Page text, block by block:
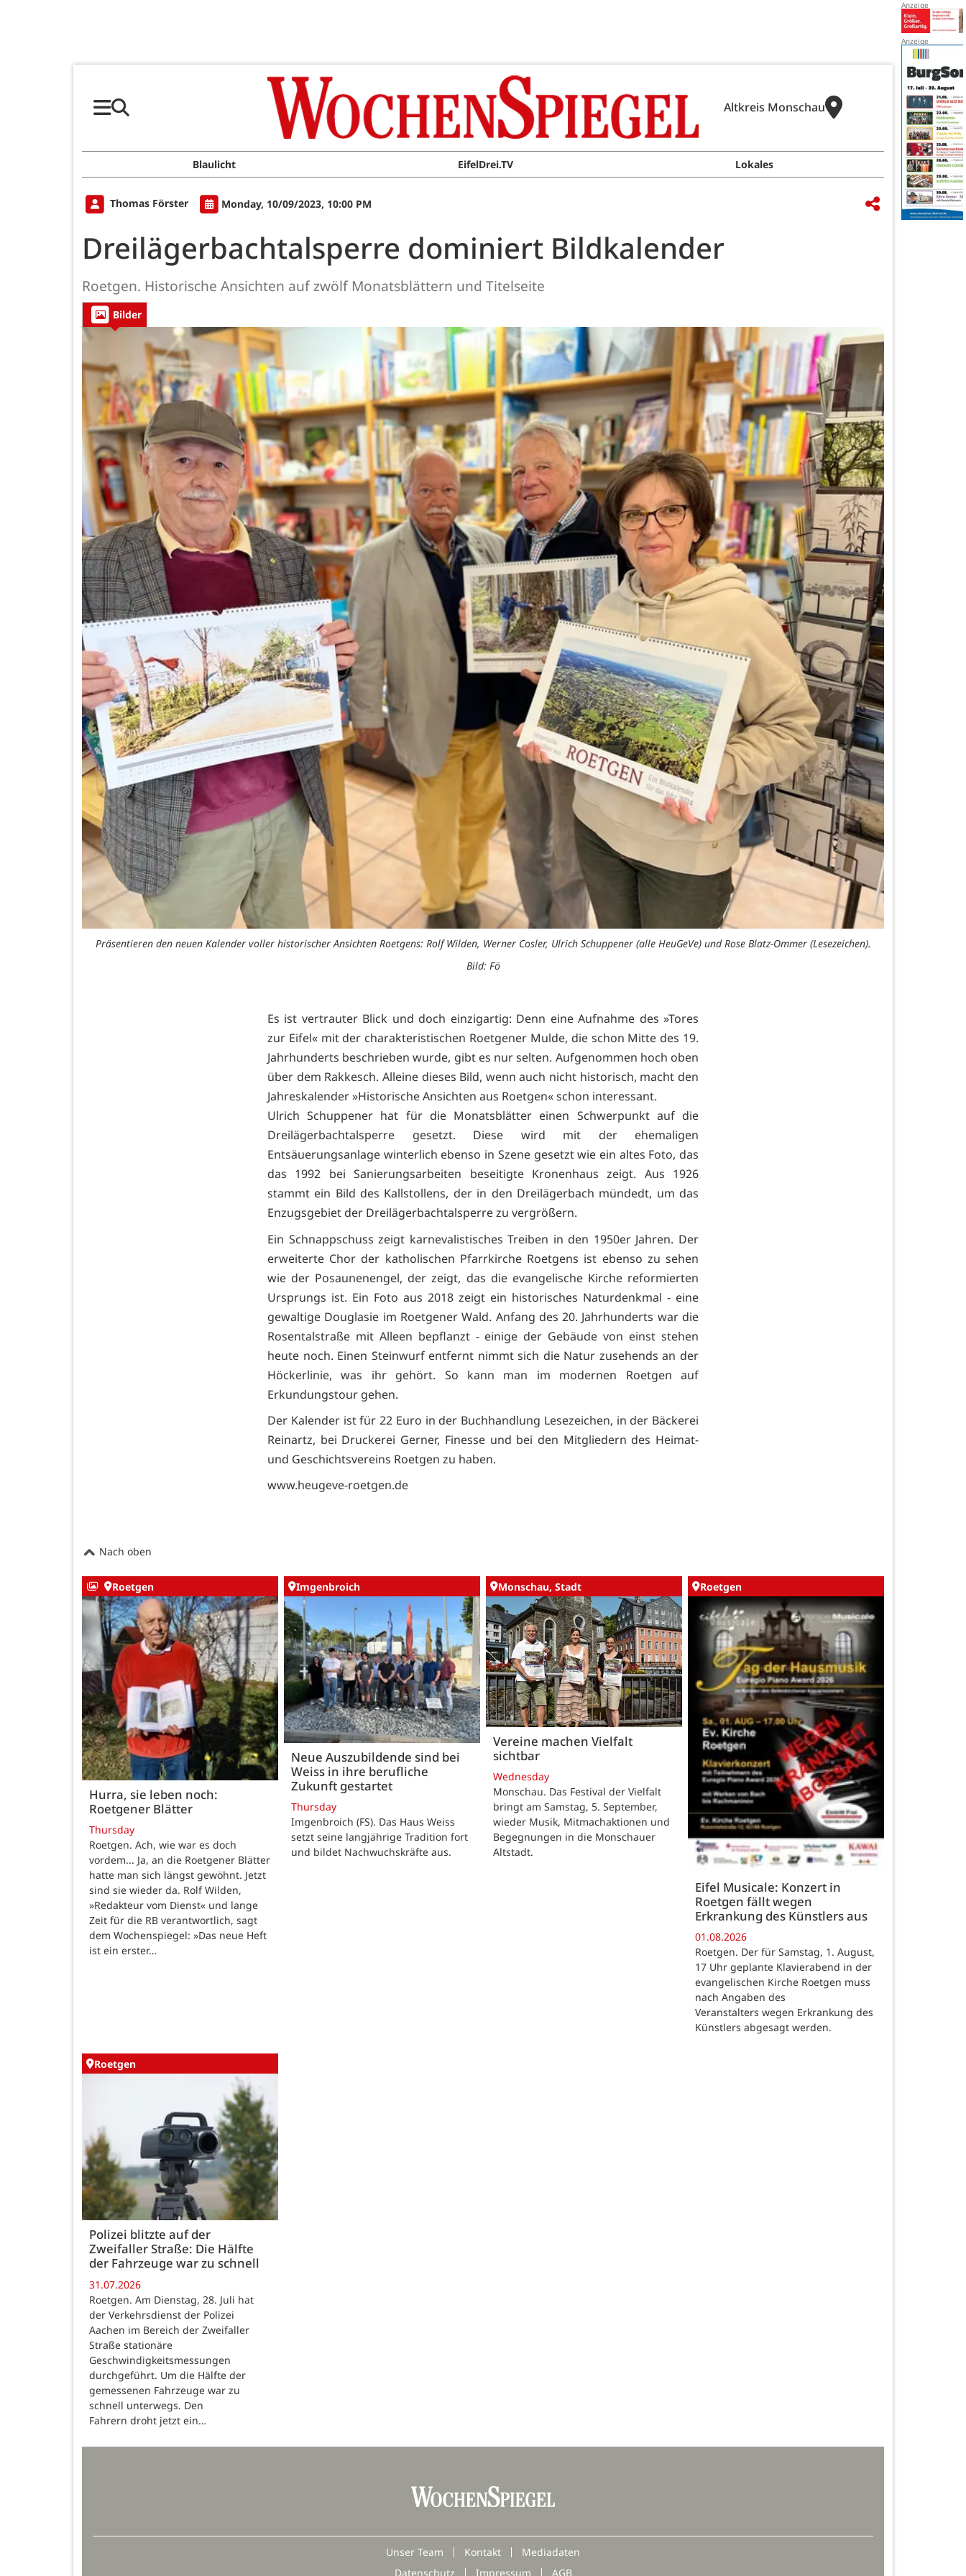
Altkreis Monschau
Blaulicht EifelDrei.TV Lokales
Thomas Förster Monday, 10/09/2023, 10:00 PM
Dreilägerbachtalsperre dominiert Bildkalender
Roetgen. Historische Ansichten auf zwölf Monatsblättern und Titelseite
Bilder
Präsentieren den neuen Kalender voller historischer Ansichten Roetgens: Rolf Wilden, Werner Cosler, Ulrich Schuppener (alle HeuGeVe) und Rose Blatz-Ommer (Lesezeichen).
Bild: Fö
Es ist vertrauter Blick und doch einzigartig: Denn eine Aufnahme des »Tores
zur Eifel« mit der charakteristischen Roetgener Mulde, die schon Mitte des 19.
Jahrhunderts beschrieben wurde, gibt es nur selten. Aufgenommen hoch oben
über dem Rakkesch. Alleine dieses Bild, wenn auch nicht historisch, macht den
Jahreskalender »Historische Ansichten aus Roetgen« schon interessant.
Ulrich Schuppener hat für die Monatsblätter einen Schwerpunkt auf die
Dreilägerbachtalsperre gesetzt. Diese wird mit der ehemaligen
Entsäuerungsanlage winterlich ebenso in Szene gesetzt wie ein altes Foto, das
das 1992 bei Sanierungsarbeiten beseitigte Kronenhaus zeigt. Aus 1926
stammt ein Bild des Kallstollens, der in den Dreilägerbach mündedt, um das
Enzugsgebiet der Dreilägerbachtalsperre zu vergrößern.
Ein Schnappschuss zeigt karnevalistisches Treiben in den 1950er Jahren. Der
erweiterte Chor der katholischen Pfarrkirche Roetgens ist ebenso zu sehen
wie der Posaunenengel, der zeigt, das die evangelische Kirche reformierten
Ursprungs ist. Ein Foto aus 2018 zeigt ein historisches Naturdenkmal - eine
gewaltige Douglasie im Roetgener Wald. Anfang des 20. Jahrhunderts war die
Rosentalstraße mit Alleen bepflanzt - einige der Gebäude von einst stehen
heute noch. Einen Steinwurf entfernt nimmt sich die Natur zusehends an der
Höckerlinie, was ihr gehört. So kann man im modernen Roetgen auf
Erkundungstour gehen.
Der Kalender ist für 22 Euro in der Buchhandlung Lesezeichen, in der Bäckerei
Reinartz, bei Druckerei Gerner, Finesse und bei den Mitgliedern des Heimat-
und Geschichtsvereins Roetgen zu haben.
www.heugeve-roetgen.de
Nach oben
Roetgen
Hurra, sie leben noch:
Roetgener Blätter
Thursday
Roetgen. Ach, wie war es doch
vordem... Ja, an die Roetgener Blätter
hatte man sich längst gewöhnt. Jetzt
sind sie wieder da. Rolf Wilden,
»Redakteur vom Dienst« und lange
Zeit für die RB verantwortlich, sagt
dem Wochenspiegel: »Das neue Heft
ist ein erster…
Imgenbroich
Neue Auszubildende sind bei
Weiss in ihre berufliche
Zukunft gestartet
Thursday
Imgenbroich (FS). Das Haus Weiss
setzt seine langjährige Tradition fort
und bildet Nachwuchskräfte aus.
Monschau, Stadt
Vereine machen Vielfalt
sichtbar
Wednesday
Monschau. Das Festival der Vielfalt
bringt am Samstag, 5. September,
wieder Musik, Mitmachaktionen und
Begegnungen in die Monschauer
Altstadt.
Roetgen
Eifel Musicale: Konzert in
Roetgen fällt wegen
Erkrankung des Künstlers aus
01.08.2026
Roetgen. Der für Samstag, 1. August,
17 Uhr geplante Klavierabend in der
evangelischen Kirche Roetgen muss
nach Angaben des
Veranstalters wegen Erkrankung des
Künstlers abgesagt werden.
Roetgen
Polizei blitzte auf der
Zweifaller Straße: Die Hälfte
der Fahrzeuge war zu schnell
31.07.2026
Roetgen. Am Dienstag, 28. Juli hat
der Verkehrsdienst der Polizei
Aachen im Bereich der Zweifaller
Straße stationäre
Geschwindigkeitsmessungen
durchgeführt. Um die Hälfte der
gemessenen Fahrzeuge war zu
schnell unterwegs. Den
Fahrern droht jetzt ein…
Unser Team Kontakt
Mediadaten
Datenschutz
Impressum AGB